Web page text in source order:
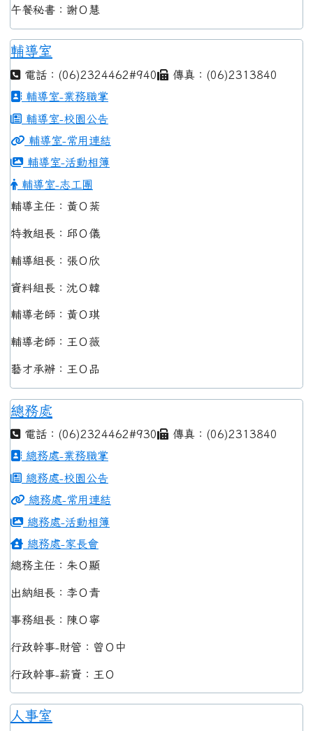
午餐秘書：謝Ｏ慧
輔導室
電話：(06)2324462#940
傳真：(06)2313840
輔導室-業務職掌
輔導室-校園公告
輔導室-常用連結
輔導室-活動相簿
輔導室-志工團
輔導主任：黃Ｏ棻
特教組長：邱Ｏ儀
輔導組長：張Ｏ欣
資料組長：沈Ｏ韓
輔導老師：黃Ｏ琪
輔導老師：王Ｏ薇
藝才承辦：王Ｏ品
總務處
電話：(06)2324462#930
傳真：(06)2313840
總務處-業務職掌
總務處-校園公告
總務處-常用連結
總務處-活動相簿
總務處-家長會
總務主任：朱Ｏ顯
出納組長：李Ｏ青
事務組長：陳Ｏ寧
行政幹事-財管：曾Ｏ中
行政幹事-薪資：王Ｏ
人事室